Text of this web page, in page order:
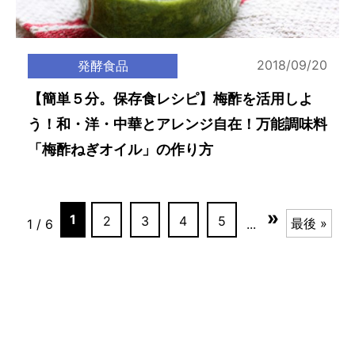
発酵食品 2018/09/20
【簡単５分。保存食レシピ】梅酢を活用しよ
う！和・洋・中華とアレンジ自在！万能調味料
「梅酢ねぎオイル」の作り方
1 / 6 1 2 3 4 5 ... » 最後 »